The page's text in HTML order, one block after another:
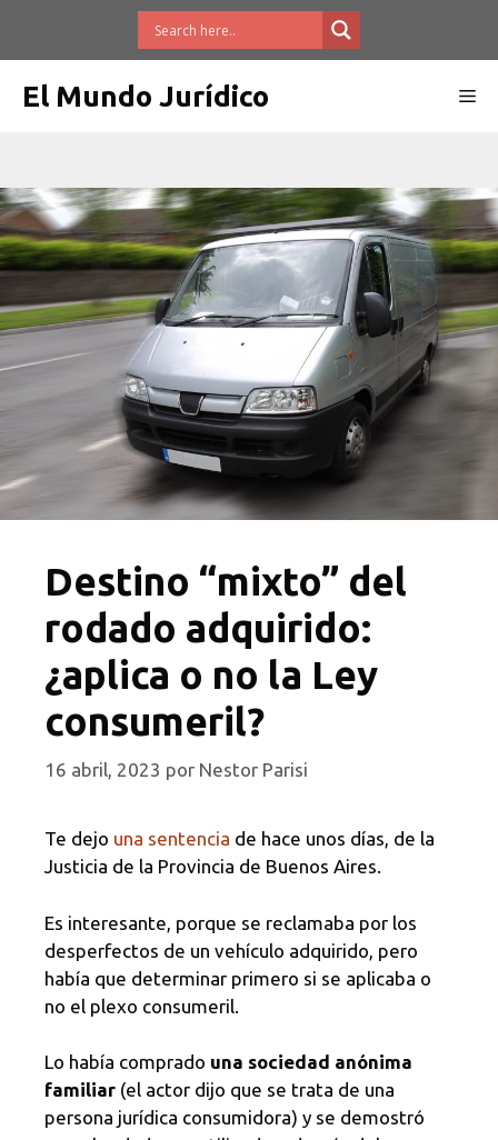
El Mundo Jurídico
Destino “mixto” del
rodado adquirido:
¿aplica o no la Ley
consumeril?
16 abril, 2023 por Nestor Parisi
Te dejo una sentencia de hace unos días, de la
Justicia de la Provincia de Buenos Aires.
Es interesante, porque se reclamaba por los
desperfectos de un vehículo adquirido, pero
había que determinar primero si se aplicaba o
no el plexo consumeril.
Lo había comprado una sociedad anónima
familiar (el actor dijo que se trata de una
persona jurídica consumidora) y se demostró